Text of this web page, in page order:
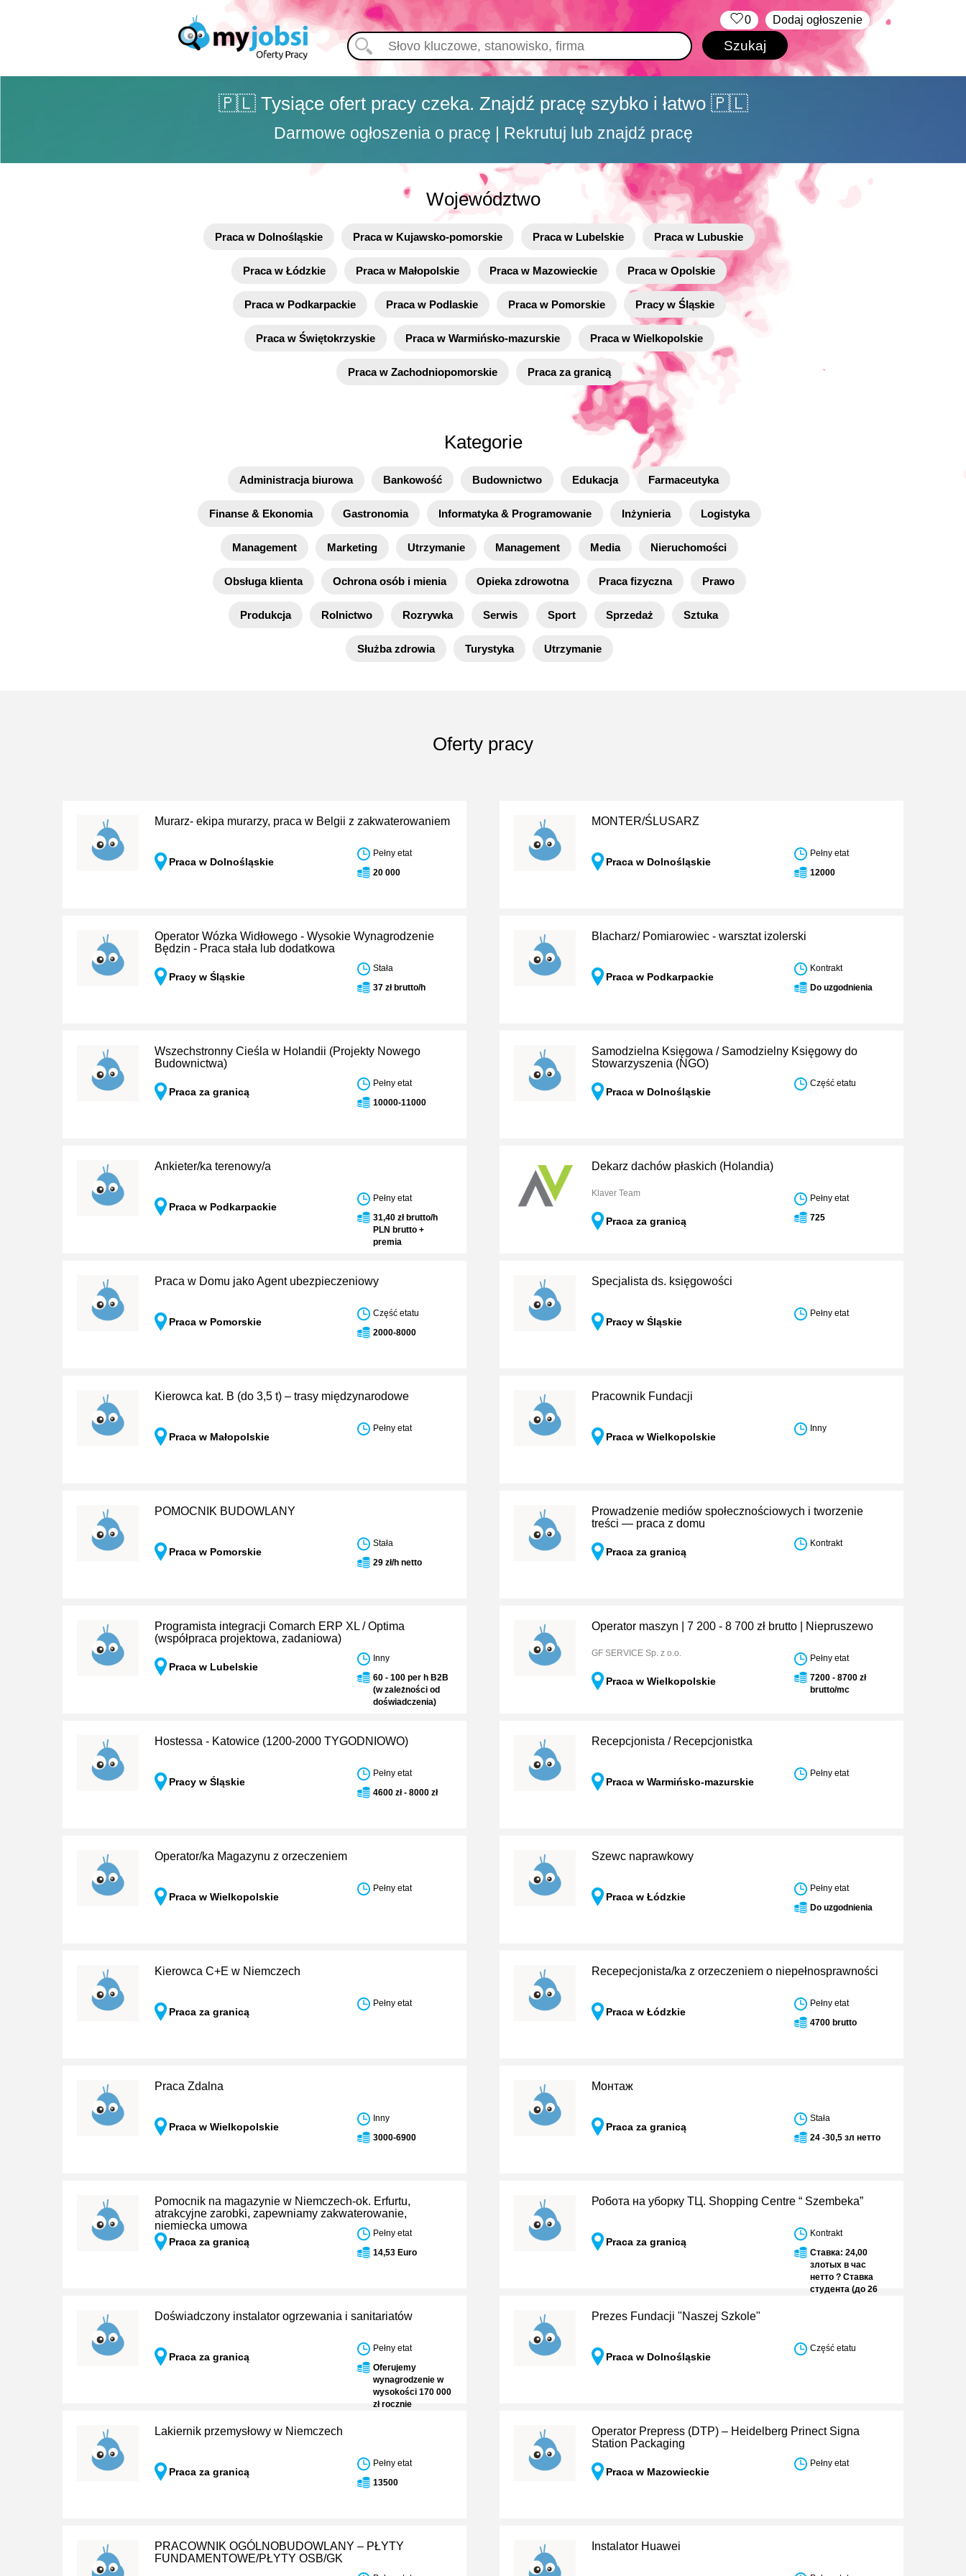
Dodaj ogłoszenie
0
🇵🇱 Tysiące ofert pracy czeka. Znajdź pracę szybko i łatwo 🇵🇱
Darmowe ogłoszenia o pracę | Rekrutuj lub znajdź pracę
Województwo
Praca w Dolnośląskie Praca w Kujawsko-pomorskie Praca w Lubelskie Praca w Lubuskie
Praca w Łódzkie Praca w Małopolskie Praca w Mazowieckie Praca w Opolskie
Praca w Podkarpackie Praca w Podlaskie Praca w Pomorskie Pracy w Śląskie
Praca w Świętokrzyskie Praca w Warmińsko-mazurskie Praca w Wielkopolskie
Praca w Zachodniopomorskie Praca za granicą
Kategorie
Administracja biurowa Bankowość Budownictwo Edukacja Farmaceutyka
Finanse & Ekonomia Gastronomia Informatyka & Programowanie Inżynieria Logistyka
Management Marketing Utrzymanie Management Media Nieruchomości
Obsługa klienta Ochrona osób i mienia Opieka zdrowotna Praca fizyczna Prawo
Produkcja Rolnictwo Rozrywka Serwis Sport Sprzedaż Sztuka
Służba zdrowia Turystyka Utrzymanie
Oferty pracy
Murarz- ekipa murarzy, praca w Belgii z zakwaterowaniem
Praca w Dolnośląskie
Pełny etat
20 000
MONTER/ŚLUSARZ
Praca w Dolnośląskie
Pełny etat
12000
Operator Wózka Widłowego - Wysokie Wynagrodzenie
Będzin - Praca stała lub dodatkowa
Pracy w Śląskie
Stała
37 zł brutto/h
Blacharz/ Pomiarowiec - warsztat izolerski
Praca w Podkarpackie
Kontrakt
Do uzgodnienia
Wszechstronny Cieśla w Holandii (Projekty Nowego
Budownictwa)
Praca za granicą
Pełny etat
10000-11000
Samodzielna Księgowa / Samodzielny Księgowy do
Stowarzyszenia (NGO)
Praca w Dolnośląskie
Część etatu
Ankieter/ka terenowy/a
Praca w Podkarpackie
Pełny etat
31,40 zł brutto/h
PLN brutto +
premia
Dekarz dachów płaskich (Holandia)
Klaver Team
Praca za granicą
Pełny etat
725
Praca w Domu jako Agent ubezpieczeniowy
Praca w Pomorskie
Część etatu
2000-8000
Specjalista ds. księgowości
Pracy w Śląskie
Pełny etat
Kierowca kat. B (do 3,5 t) – trasy międzynarodowe
Praca w Małopolskie
Pełny etat
Pracownik Fundacji
Praca w Wielkopolskie
Inny
POMOCNIK BUDOWLANY
Praca w Pomorskie
Stała
29 zł/h netto
Prowadzenie mediów społecznościowych i tworzenie
treści — praca z domu
Praca za granicą
Kontrakt
Programista integracji Comarch ERP XL / Optima
(współpraca projektowa, zadaniowa)
Praca w Lubelskie
Inny
60 - 100 per h B2B
(w zależności od
doświadczenia)
Operator maszyn | 7 200 - 8 700 zł brutto | Niepruszewo
GF SERVICE Sp. z o.o.
Praca w Wielkopolskie
Pełny etat
7200 - 8700 zł
brutto/mc
Hostessa - Katowice (1200-2000 TYGODNIOWO)
Pracy w Śląskie
Pełny etat
4600 zł - 8000 zł
Recepcjonista / Recepcjonistka
Praca w Warmińsko-mazurskie
Pełny etat
Operator/ka Magazynu z orzeczeniem
Praca w Wielkopolskie
Pełny etat
Szewc naprawkowy
Praca w Łódzkie
Pełny etat
Do uzgodnienia
Kierowca C+E w Niemczech
Praca za granicą
Pełny etat
Recepecjonista/ka z orzeczeniem o niepełnosprawności
Praca w Łódzkie
Pełny etat
4700 brutto
Praca Zdalna
Praca w Wielkopolskie
Inny
3000-6900
Монтаж
Praca za granicą
Stała
24 -30,5 зл нетто
Pomocnik na magazynie w Niemczech-ok. Erfurtu,
atrakcyjne zarobki, zapewniamy zakwaterowanie,
niemiecka umowa
Praca za granicą
Pełny etat
14,53 Euro
Робота на уборку ТЦ. Shopping Centre “ Szembeka”
Praca za granicą
Kontrakt
Ставка: 24,00
злотых в час
нетто ? Ставка
студента (до 26
Doświadczony instalator ogrzewania i sanitariatów
Praca za granicą
Pełny etat
Oferujemy
wynagrodzenie w
wysokości 170 000
zł rocznie
Prezes Fundacji "Naszej Szkole"
Praca w Dolnośląskie
Część etatu
Lakiernik przemysłowy w Niemczech
Praca za granicą
Pełny etat
13500
Operator Prepress (DTP) – Heidelberg Prinect Signa
Station Packaging
Praca w Mazowieckie
Pełny etat
PRACOWNIK OGÓLNOBUDOWLANY – PŁYTY
FUNDAMENTOWE/PŁYTY OSB/GK
Instalator Huawei